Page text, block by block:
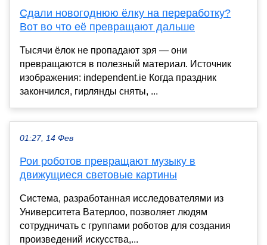
Сдали новогоднюю ёлку на переработку?
Вот во что её превращают дальше
Тысячи ёлок не пропадают зря — они
превращаются в полезный материал. Источник
изображения: independent.ie Когда праздник
закончился, гирлянды сняты, ...
01:27, 14 Фев
Рои роботов превращают музыку в
движущиеся световые картины
Система, разработанная исследователями из
Университета Ватерлоо, позволяет людям
сотрудничать с группами роботов для создания
произведений искусства,...